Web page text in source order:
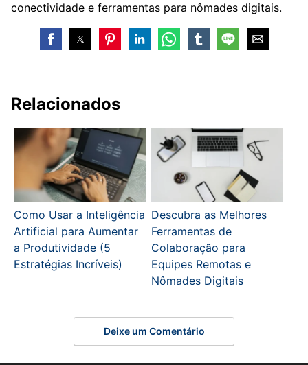
conectividade e ferramentas para nômades digitais.
Relacionados
Como Usar a Inteligência
Artificial para Aumentar
a Produtividade (5
Estratégias Incríveis)
Descubra as Melhores
Ferramentas de
Colaboração para
Equipes Remotas e
Nômades Digitais
Deixe um Comentário